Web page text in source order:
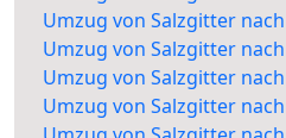
Umzug von Salzgitter
Umzug von Salzgitter
Umzug von Salzgitter
Umzug von Salzgitter